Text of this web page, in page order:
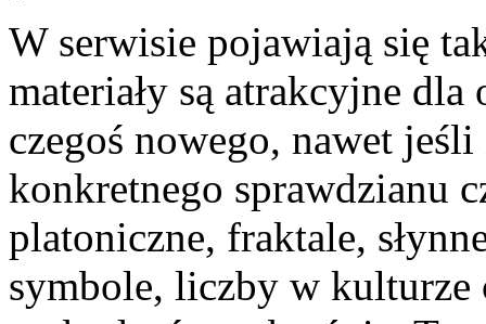
W serwisie pojawiają się
materiały są atrakcyjne
czegoś nowego, nawet
konkretnego sprawdzianu
platoniczne, fraktale,
symbole, liczby w kulturze